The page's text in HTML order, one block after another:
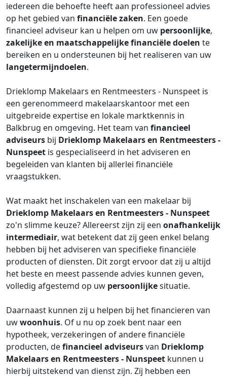
iedereen die behoefte heeft aan professioneel advies
op het gebied van financiële zaken. Een goede
financieel adviseur kan u helpen om uw persoonlijke,
zakelijke en maatschappelijke financiële doelen te
bereiken en u ondersteunen bij het realiseren van uw
langetermijndoelen.
Drieklomp Makelaars en Rentmeesters - Nunspeet is
een gerenommeerd makelaarskantoor met een
uitgebreide expertise en lokale marktkennis in
Balkbrug en omgeving. Het team van financieel
adviseurs bij Drieklomp Makelaars en Rentmeesters -
Nunspeet is gespecialiseerd in het adviseren en
begeleiden van klanten bij allerlei financiële
vraagstukken.
Wat maakt het inschakelen van een makelaar bij
Drieklomp Makelaars en Rentmeesters - Nunspeet
zo'n slimme keuze? Allereerst zijn zij een onafhankelijk
intermediair, wat betekent dat zij geen enkel belang
hebben bij het adviseren van specifieke financiële
producten of diensten. Dit zorgt ervoor dat zij u altijd
het beste en meest passende advies kunnen geven,
volledig afgestemd op uw persoonlijkesituatie.
Daarnaast kunnen zij u helpen bij het financieren van
uwwoonhuis. Of u nu op zoek bent naar een
hypotheek, verzekeringen of andere financiële
producten, definancieel adviseursvan Drieklomp
Makelaars en Rentmeesters - Nunspeet kunnen u
hierbij uitstekend van dienst zijn. Zij hebben een